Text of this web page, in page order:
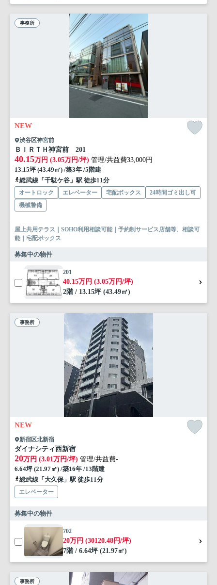
事務所
NEW
渋谷区神宮前
ＢＩＲＴＨ神宮前 201
40.15万円 (3.05万円/坪) 管理/共益費33,000円
13.15坪 (43.49㎡) /築3年 /5階建
総武線「千駄ケ谷」駅 徒歩11分
オートロック エレベーター 宅配ボックス
24時間ゴミ出し可
機械警備
屋上共用テラス｜SOHO利用相談可能｜予約制サービス店舗等、相談可
能｜宅配ボックス
募集中の物件
201
40.15万円 (3.05万円/坪)
2階 / 13.15坪 (43.49㎡)
事務所
NEW
新宿区北新宿
ダイナシティ西新宿
20万円 (3.01万円/坪) 管理/共益費-
6.64坪 (21.97㎡) /築16年 /13階建
総武線「大久保」駅 徒歩11分
エレベーター
募集中の物件
702
20万円 (30120.48円/坪)
7階 / 6.64坪 (21.97㎡)
事務所